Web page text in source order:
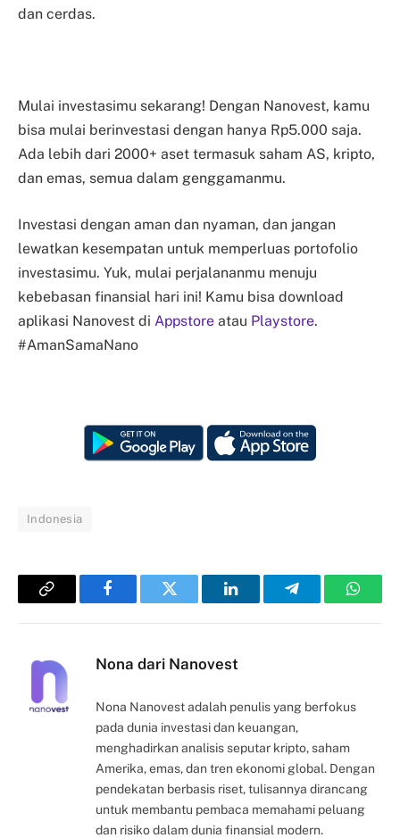
dan cerdas.
Mulai investasimu sekarang! Dengan Nanovest, kamu
bisa mulai berinvestasi dengan hanya Rp5.000 saja.
Ada lebih dari 2000+ aset termasuk saham AS, kripto,
dan emas, semua dalam genggamanmu.
Investasi dengan aman dan nyaman, dan jangan
lewatkan kesempatan untuk memperluas portofolio
investasimu. Yuk, mulai perjalananmu menuju
kebebasan finansial hari ini! Kamu bisa download
aplikasi Nanovest di Appstore atau Playstore.
#AmanSamaNano
Indonesia
Copy
FacebookTwitter LinkedInTelegram
Nona dari Nanovest
Nona Nanovest adalah penulis yang berfokus
pada dunia investasi dan keuangan,
menghadirkan analisis seputar kripto, saham
Amerika, emas, dan tren ekonomi global. Dengan
pendekatan berbasis riset, tulisannya dirancang
untuk membantu pembaca memahami peluang
dan risiko dalam dunia finansial modern.